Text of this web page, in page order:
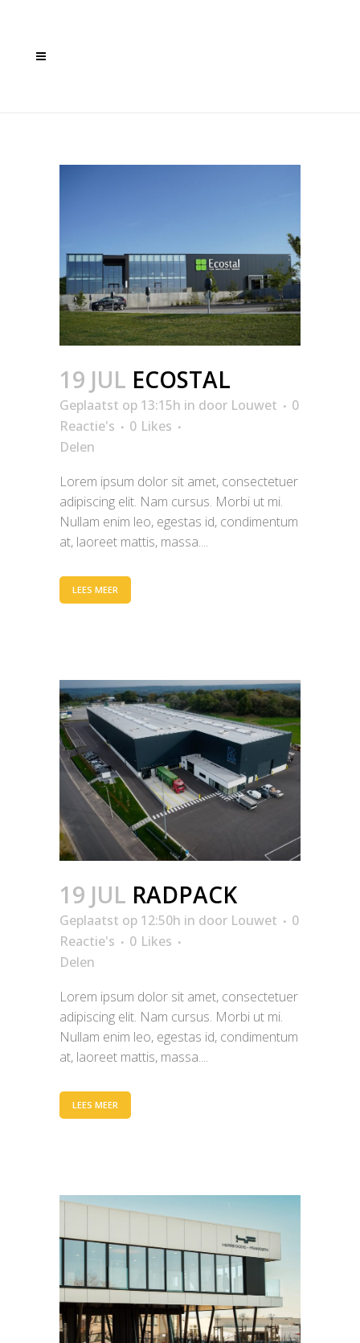
19 JUL ECOSTAL
Geplaatst op 13:15h in door Louwet
0
Reactie's
0 Likes
Delen
Lorem ipsum dolor sit amet, consectetuer
adipiscing elit. Nam cursus. Morbi ut mi.
Nullam enim leo, egestas id, condimentum
at, laoreet mattis, massa....
LEES MEER
19 JUL RADPACK
Geplaatst op 12:50h in door Louwet
0
Reactie's
0 Likes
Delen
Lorem ipsum dolor sit amet, consectetuer
adipiscing elit. Nam cursus. Morbi ut mi.
Nullam enim leo, egestas id, condimentum
at, laoreet mattis, massa....
LEES MEER